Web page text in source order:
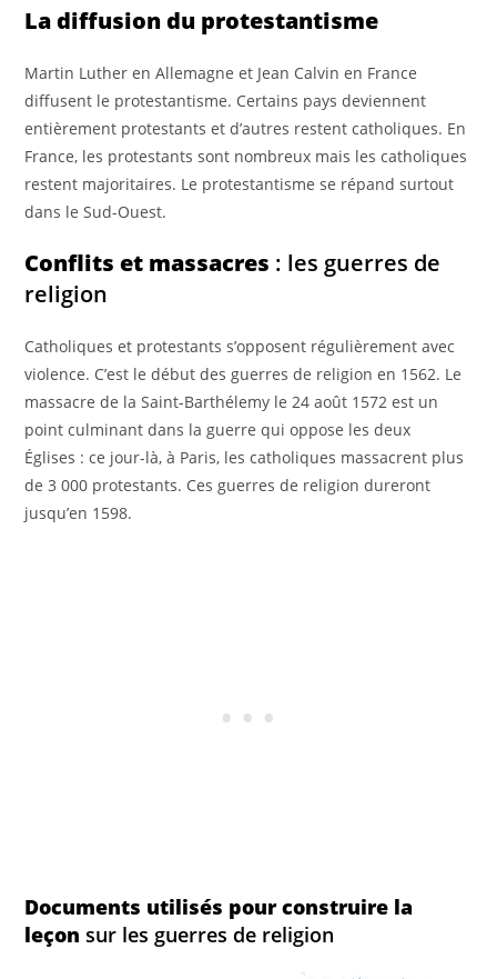
La diffusion du protestantisme
Martin Luther en Allemagne et Jean Calvin en France
diffusent le protestantisme. Certains pays deviennent
entièrement protestants et d’autres restent catholiques. En
France, les protestants sont nombreux mais les catholiques
restent majoritaires. Le protestantisme se répand surtout
dans le Sud-Ouest.
Conflits et massacres : les guerres de
religion
Catholiques et protestants s’opposent régulièrement avec
violence. C’est le début des guerres de religion en 1562. Le
massacre de la Saint-Barthélemy le 24 août 1572 est un
point culminant dans la guerre qui oppose les deux
Églises : ce jour-là, à Paris, les catholiques massacrent plus
de 3 000 protestants. Ces guerres de religion dureront
jusqu’en 1598.
Documents utilisés pour construire la
leçonsur les guerres de religion